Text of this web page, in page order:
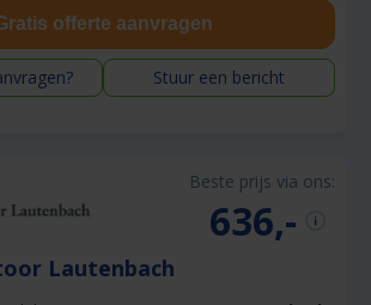
offerte aanvragen
Stuur een bericht
Beste prijs via ons:
636,-
Lautenbach